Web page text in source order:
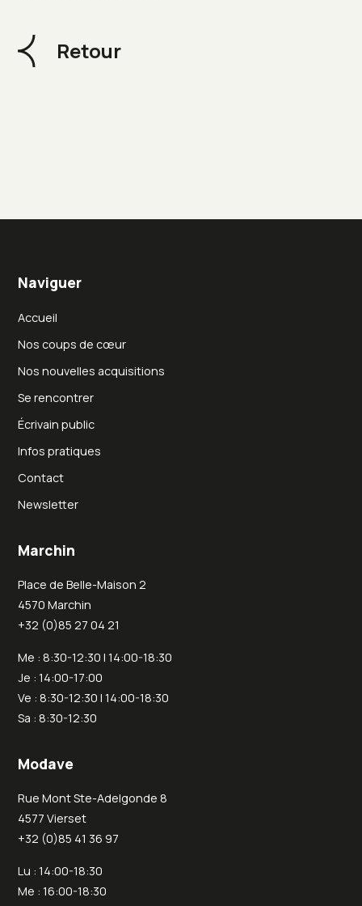
Retour
Naviguer
Accueil
Nos coups de cœur
Nos nouvelles acquisitions
Se rencontrer
Écrivain public
Infos pratiques
Contact
Newsletter
Marchin
Place de Belle-Maison 2
4570 Marchin
+32 (0)85 27 04 21
Me : 8:30-12:30 | 14:00-18:30
Je : 14:00-17:00
Ve : 8:30-12:30 | 14:00-18:30
Sa : 8:30-12:30
Modave
Rue Mont Ste-Adelgonde 8
4577 Vierset
+32 (0)85 41 36 97
Lu : 14:00-18:30
Me : 16:00-18:30